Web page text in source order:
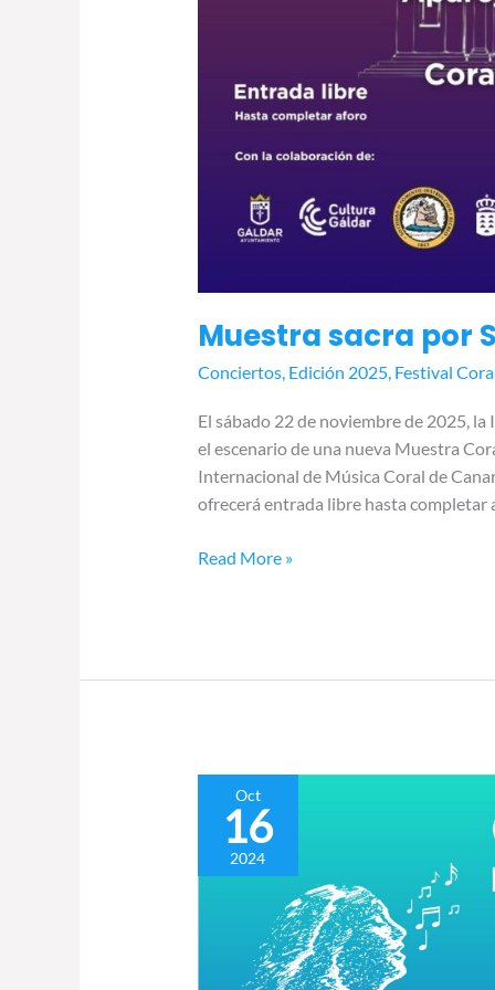
Muestra sacra por
Conciertos, Edición 2025, Festival
El sábado 22 de noviembre de 2025,
el escenario de una nueva Muestra
Internacional de Música Coral de
ofrecerá entrada libre hasta completar
Read More »
Oct
16
2024
Concierto
inaugural
FIMCC